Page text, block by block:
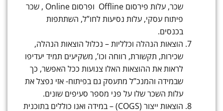
שכר, עלות פירסום Offline ופרסום Online , שכר
פיתוח עסקי, עלות נסיעות לחו”ל, השתתפות
בכנסים.
הוצאות הנהלה וכלליות – נכלול הוצאות הנהלה,
שכירות, תקשורת, רווחה וכו’, משקיעים תמיד יעדיפו
לראות את ההוצאות האלו צנועות ככל האפשר, כך
שבמידה והמנכ”ל מתעסק גם בפיתוח- אזי נפצל את
עלות השכר שלו על פני מספר סעיפים שונים.
הוצאות ייצור (COGS) – במידה ואנו כוללים בתוכנית